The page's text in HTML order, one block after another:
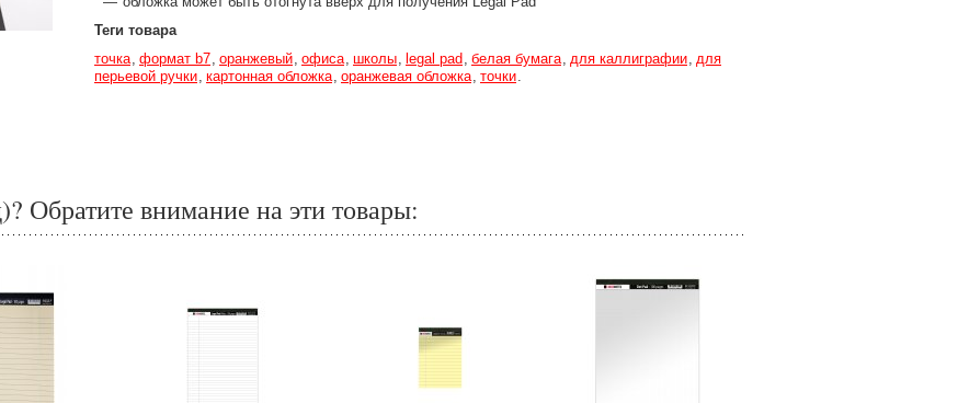
Теги товара
точка формат b7 оранжевый офиса школы legal pad белая бумага для каллиграфии для
перьевой ручки картонная обложка оранжевая обложка точки
Обратите внимание на эти товары: